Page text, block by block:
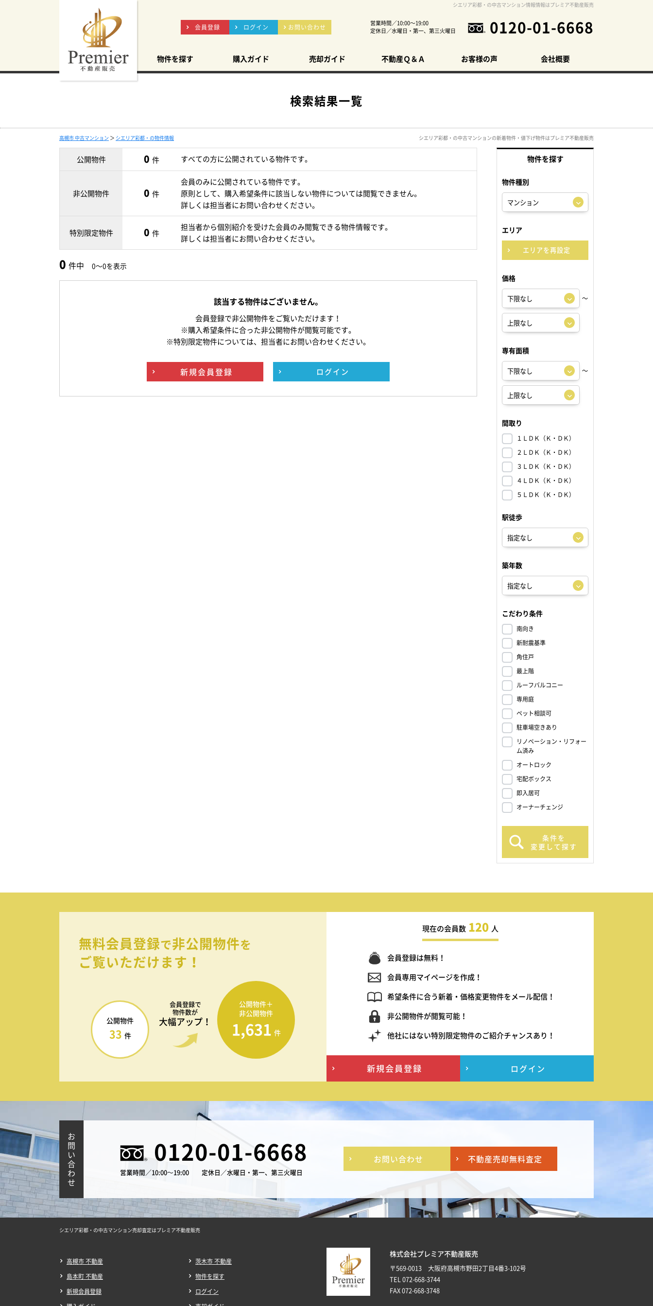
シエリア彩都・の中古マンション情報情報はプレミア不動産販売
会員登録 ログイン お問い合わせ
営業時間／10:00～19:00
定休日／水曜日・第一、第三火曜日
0120-01-6668
物件を探す 購入ガイド 売却ガイド 不動産Ｑ＆Ａ お客様の声 会社概要
検索結果一覧
高槻市 中古マンション ＞ シエリア彩都・の物件情報 シエリア彩都・の中古マンションの新着物件・値下げ物件はプレミア不動産販売
公開物件 0 件 すべての方に公開されている物件です。
非公開物件 0 件
会員のみに公開されている物件です。
原則として、購入希望条件に該当しない物件については閲覧できません。
詳しくは担当者にお問い合わせください。
特別限定物件 0 件
担当者から個別紹介を受けた会員のみ閲覧できる物件情報です。
詳しくは担当者にお問い合わせください。
0 件中 0～0を表示
該当する物件はございません。
会員登録で非公開物件をご覧いただけます！
※購入希望条件に合った非公開物件が閲覧可能です。
※特別限定物件については、担当者にお問い合わせください。
新規会員登録 ログイン
物件を探す
物件種別
エリア
エリアを再設定
価格
～
専有面積
～
間取り
１ＬＤＫ（Ｋ・ＤＫ）
２ＬＤＫ（Ｋ・ＤＫ）
３ＬＤＫ（Ｋ・ＤＫ）
４ＬＤＫ（Ｋ・ＤＫ）
５ＬＤＫ（Ｋ・ＤＫ）
駅徒歩
築年数
こだわり条件
南向き
新耐震基準
角住戸
最上階
ルーフバルコニー
専用庭
ペット相談可
駐車場空きあり
リノベーション・リフォー
ム済み
オートロック
宅配ボックス
即入居可
オーナーチェンジ
条件を
変更して探す
無料会員登録で非公開物件を
ご覧いただけます！
会員登録で
物件数が
大幅アップ！
公開物件
33 件
公開物件＋
非公開物件
1,631 件
現在の会員数 120 人
会員登録は無料！
会員専用マイページを作成！
希望条件に合う新着・価格変更物件をメール配信！
非公開物件が閲覧可能！
他社にはない特別限定物件のご紹介チャンスあり！
新規会員登録 ログイン
お
問
い
合
わ
せ
0120-01-6668
営業時間／10:00～19:00 定休日／水曜日・第一、第三火曜日
お問い合わせ 不動産売却無料査定
シエリア彩都・の中古マンション売却査定はプレミア不動産販売
高槻市 不動産
茨木市 不動産
島本町 不動産
物件を探す
新規会員登録
ログイン
株式会社プレミア不動産販売
〒569-0013 大阪府高槻市野田2丁目4番3-102号
TEL 072-668-3744
FAX 072-668-3748